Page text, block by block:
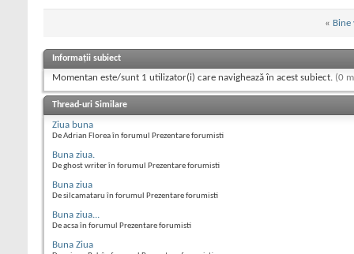
« Bine
Informații subiect
Momentan este/sunt 1 utilizator(i) care navighează în acest subiect. (0
Thread-uri Similare
Ziua buna
De Adrian Florea în forumul Prezentare forumisti
Buna ziua.
De ghost writer în forumul Prezentare forumisti
Buna ziua
De silcamataru în forumul Prezentare forumisti
Buna ziua...
De acsa în forumul Prezentare forumisti
Buna Ziua